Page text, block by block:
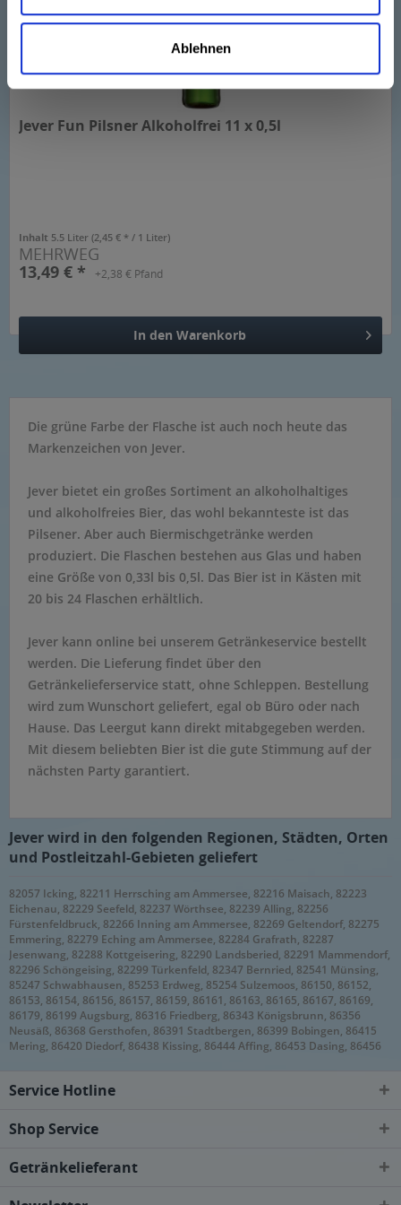
Ablehnen
Jever Fun Pilsner Alkoholfrei 11 x 0,5l
Inhalt 5.5 Liter(2,45 € * / 1 Liter)
MEHRWEG
13,49 € *
+2,38 € Pfand
In den Warenkorb
Die grüne Farbe der Flasche ist auch noch heute das
Markenzeichen von Jever.
Jever bietet ein großes Sortiment an alkoholhaltiges
und alkoholfreies Bier, das wohl bekannteste ist das
Pilsener. Aber auch Biermischgetränke werden
produziert. Die Flaschen bestehen aus Glas und haben
eine Größe von 0,33l bis 0,5l. Das Bier ist in Kästen mit
20 bis 24 Flaschen erhältlich.
Jever kann online bei unserem Getränkeservice bestellt
werden. Die Lieferung findet über den
Getränkelieferservice statt, ohne Schleppen. Bestellung
wird zum Wunschort geliefert, egal ob Büro oder nach
Hause. Das Leergut kann direkt mitabgegeben werden.
Mit diesem beliebten Bier ist die gute Stimmung auf der
nächsten Party garantiert.
Jever wird in den folgenden Regionen, Städten, Orten
und Postleitzahl-Gebieten geliefert
82057 Icking, 82211 Herrsching am Ammersee, 82216 Maisach, 82223
Eichenau, 82229 Seefeld, 82237 Wörthsee, 82239 Alling, 82256
Fürstenfeldbruck, 82266 Inning am Ammersee, 82269 Geltendorf, 82275
Emmering, 82279 Eching am Ammersee, 82284 Grafrath, 82287
Jesenwang, 82288 Kottgeisering, 82290 Landsberied, 82291 Mammendorf,
82296 Schöngeising, 82299 Türkenfeld, 82347 Bernried, 82541 Münsing,
85247 Schwabhausen, 85253 Erdweg, 85254 Sulzemoos, 86150, 86152,
86153, 86154, 86156, 86157, 86159, 86161, 86163, 86165, 86167, 86169,
86179, 86199 Augsburg, 86316 Friedberg, 86343 Königsbrunn, 86356
Neusäß, 86368 Gersthofen, 86391 Stadtbergen, 86399 Bobingen, 86415
Mering, 86420 Diedorf, 86438 Kissing, 86444 Affing, 86453 Dasing, 86456
Adelzhausen, 86573 Obergriesbach, 86830 Schwabmünchen, 86836
86899 Landsberg am Lech, 86911 Dießen am Ammersee, 86916 Kaufering,
86919 Utting am Ammersee, 86922 Eresing, 86923 Finning, 86926
Ammersee, 86940 Schwifting, 86949 Windach
Service Hotline
Shop Service
Getränkelieferant